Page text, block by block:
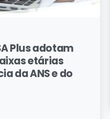
Plus adotam
etárias
da ANS e do